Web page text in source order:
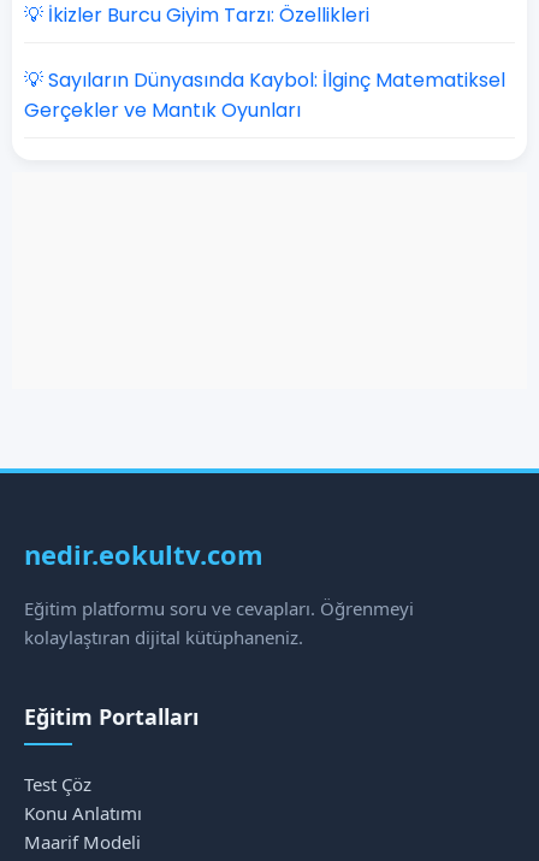
💡 İkizler Burcu Giyim Tarzı: Özellikleri
💡 Sayıların Dünyasında Kaybol: İlginç Matematiksel
Gerçekler ve Mantık Oyunları
nedir.eokultv.com
Eğitim platformu soru ve cevapları. Öğrenmeyi
kolaylaştıran dijital kütüphaneniz.
Eğitim Portalları
Test Çöz
Konu Anlatımı
Maarif Modeli